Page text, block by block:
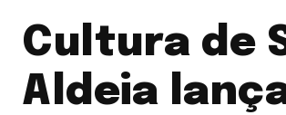
Cultura de
Aldeia